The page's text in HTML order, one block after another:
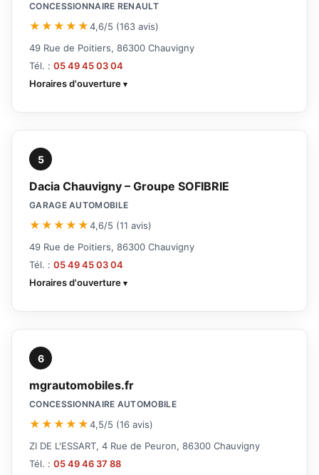
CONCESSIONNAIRE RENAULT
★★★★★4,6/5 (163 avis)
49 Rue de Poitiers, 86300 Chauvigny
Tél. : 05 49 45 03 04
Horaires d'ouverture
5
Dacia Chauvigny – Groupe SOFIBRIE
GARAGE AUTOMOBILE
★★★★★4,6/5 (11 avis)
49 Rue de Poitiers, 86300 Chauvigny
Tél. : 05 49 45 03 04
Horaires d'ouverture
6
mgrautomobiles.fr
CONCESSIONNAIRE AUTOMOBILE
★★★★★4,5/5 (16 avis)
ZI DE L'ESSART, 4 Rue de Peuron, 86300 Chauvigny
Tél. : 05 49 46 37 88